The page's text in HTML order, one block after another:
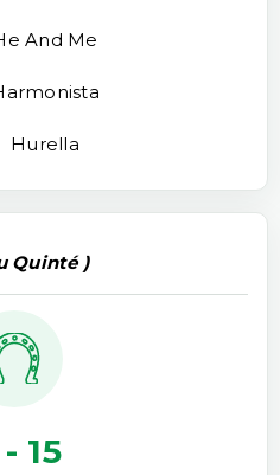
And Me
Hurella
Quinté )
- 15